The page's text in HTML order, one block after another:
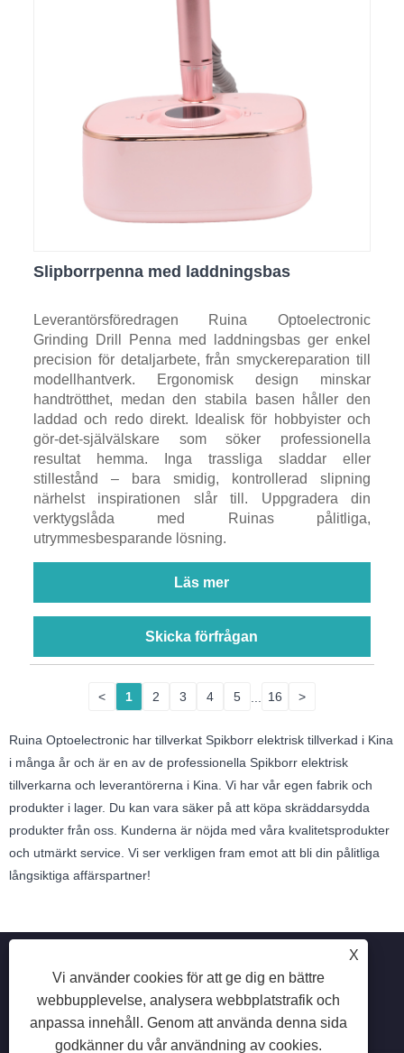
Slipborrpenna med laddningsbas
Leverantörsföredragen Ruina Optoelectronic
Grinding Drill Penna med laddningsbas ger enkel
precision för detaljarbete, från smyckereparation till
modellhantverk. Ergonomisk design minskar
handtrötthet, medan den stabila basen håller den
laddad och redo direkt. Idealisk för hobbyister och
gör-det-självälskare som söker professionella
resultat hemma. Inga trassliga sladdar eller
stillestånd – bara smidig, kontrollerad slipning
närhelst inspirationen slår till. Uppgradera din
verktygslåda med Ruinas pålitliga,
utrymmesbesparande lösning.
Läs mer
Skicka förfrågan
< 1 2 3 4 5 16 >
Ruina Optoelectronic har tillverkat Spikborr elektrisk tillverkad i Kina
i många år och är en av de professionella Spikborr elektrisk
tillverkarna och leverantörerna i Kina. Vi har vår egen fabrik och
produkter i lager. Du kan vara säker på att köpa skräddarsydda
produkter från oss. Kunderna är nöjda med våra kvalitetsprodukter
och utmärkt service. Vi ser verkligen fram emot att bli din pålitliga
långsiktiga affärspartner!
X
Vi använder cookies för att ge dig en bättre
webbupplevelse, analysera webbplatstrafik och
anpassa innehåll. Genom att använda denna sida
godkänner du vår användning av cookies.
Copyright © 2025 Shenzhen Ruina Optoelectronic Co., Ltd -
Nail Lamp, Nail Drill, Nail Dust Collector - Alla rättigheter
reserverade.